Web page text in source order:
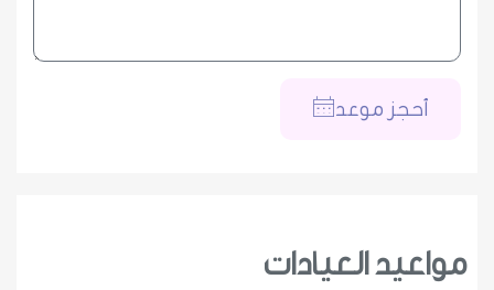
أحجز موعد
مواعيد العيادات